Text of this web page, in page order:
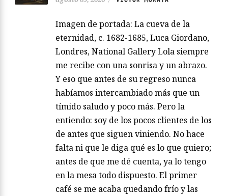
Imagen de portada: La cueva de la
eternidad, c. 1682-1685, Luca Giordano,
Londres, National Gallery Lola siempre
me recibe con una sonrisa y un abrazo.
Y eso que antes de su regreso nunca
habíamos intercambiado más que un
tímido saludo y poco más. Pero la
entiendo: soy de los pocos clientes de los
de antes que siguen viniendo. No hace
falta ni que le diga qué es lo que quiero;
antes de que me dé cuenta, ya lo tengo
en la mesa todo dispuesto. El primer
café se me acaba quedando frío y las